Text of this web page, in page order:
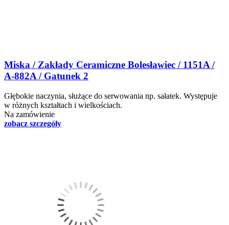
Miska / Zakłady Ceramiczne Bolesławiec / 1151A /
A-882A / Gatunek 2
Głębokie naczynia, służące do serwowania np. sałatek. Występuje
w różnych kształtach i wielkościach.
Na zamówienie
zobacz szczegóły